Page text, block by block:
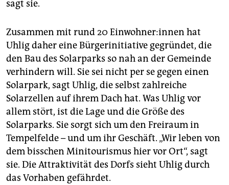
sagt sie.
Zusammen mit rund 20 Ein­woh­ne­r:in­nen hat
Uhlig daher eine Bürgerinitiative gegründet, die
den Bau des Solarparks so nah an der Gemeinde
verhindern will. Sie sei nicht per se gegen einen
Solarpark, sagt Uhlig, die selbst zahlreiche
Solarzellen auf ihrem Dach hat. Was Uhlig vor
allem stört, ist die Lage und die Größe des
Solarparks. Sie sorgt sich um den Freiraum in
Tempelfelde – und um ihr Geschäft. „Wir leben von
dem bisschen Minitourismus hier vor Ort“, sagt
sie. Die Attraktivität des Dorfs sieht Uhlig durch
das Vorhaben gefährdet.